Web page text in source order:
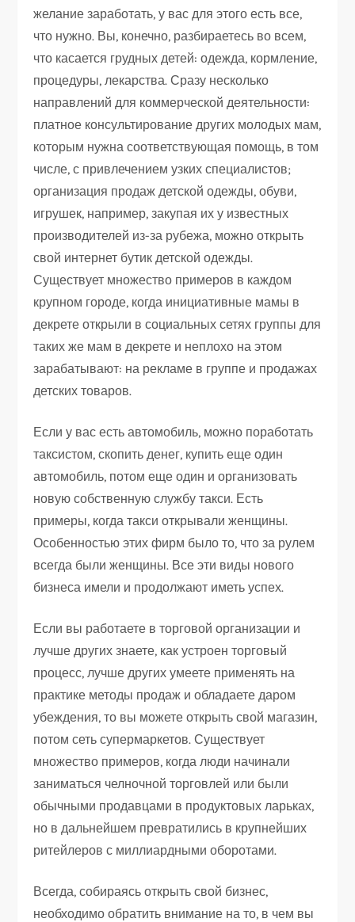
желание заработать, у вас для этого есть все,
что нужно. Вы, конечно, разбираетесь во всем,
что касается грудных детей: одежда, кормление,
процедуры, лекарства. Сразу несколько
направлений для коммерческой деятельности:
платное консультирование других молодых мам,
которым нужна соответствующая помощь, в том
числе, с привлечением узких специалистов;
организация продаж детской одежды, обуви,
игрушек, например, закупая их у известных
производителей из-за рубежа, можно открыть
свой интернет бутик детской одежды.
Существует множество примеров в каждом
крупном городе, когда инициативные мамы в
декрете открыли в социальных сетях группы для
таких же мам в декрете и неплохо на этом
зарабатывают: на рекламе в группе и продажах
детских товаров.
Если у вас есть автомобиль, можно поработать
таксистом, скопить денег, купить еще один
автомобиль, потом еще один и организовать
новую собственную службу такси. Есть
примеры, когда такси открывали женщины.
Особенностью этих фирм было то, что за рулем
всегда были женщины. Все эти виды нового
бизнеса имели и продолжают иметь успех.
Если вы работаете в торговой организации и
лучше других знаете, как устроен торговый
процесс, лучше других умеете применять на
практике методы продаж и обладаете даром
убеждения, то вы можете открыть свой магазин,
потом сеть супермаркетов. Существует
множество примеров, когда люди начинали
заниматься челночной торговлей или были
обычными продавцами в продуктовых ларьках,
но в дальнейшем превратились в крупнейших
ритейлеров с миллиардными оборотами.
Всегда, собираясь открыть свой бизнес,
необходимо обратить внимание на то, в чем вы